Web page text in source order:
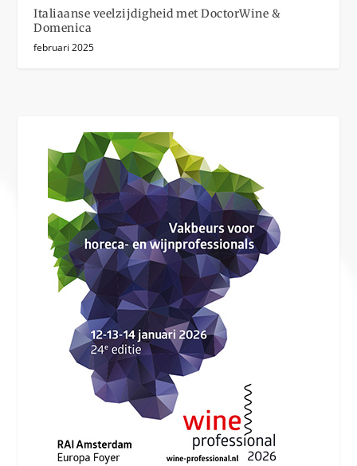
Italiaanse veelzijdigheid met DoctorWine &
Domenica
februari 2025